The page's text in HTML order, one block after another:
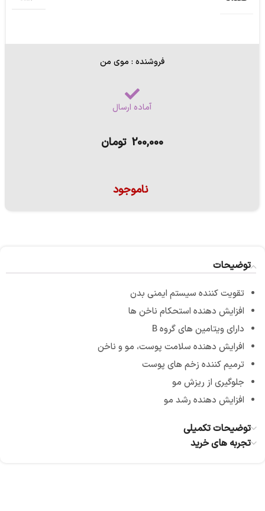
فروشنده : موی من
آماده ارسال
200,000 تومان
ناموجود
توضیحات
تقویت کننده سیستم ایمنی بدن
افزایش دهنده استحکام ناخن ها
دارای ویتامین های گروه B
افرایش دهنده سلامت پوست، مو و ناخن
ترمیم کننده زخم های پوست
جلوگیری از ریزش مو
افزایش دهنده رشد مو
توضیحات تکمیلی
تجربه های خرید